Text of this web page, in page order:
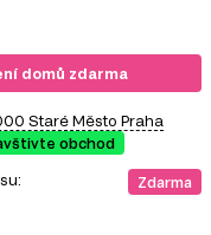
domů zdarma
Staré Město Praha
obchod
Zdarma